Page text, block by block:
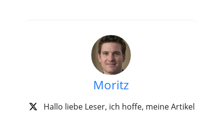
Moritz
Hallo liebe Leser, ich hoffe, meine Artikel